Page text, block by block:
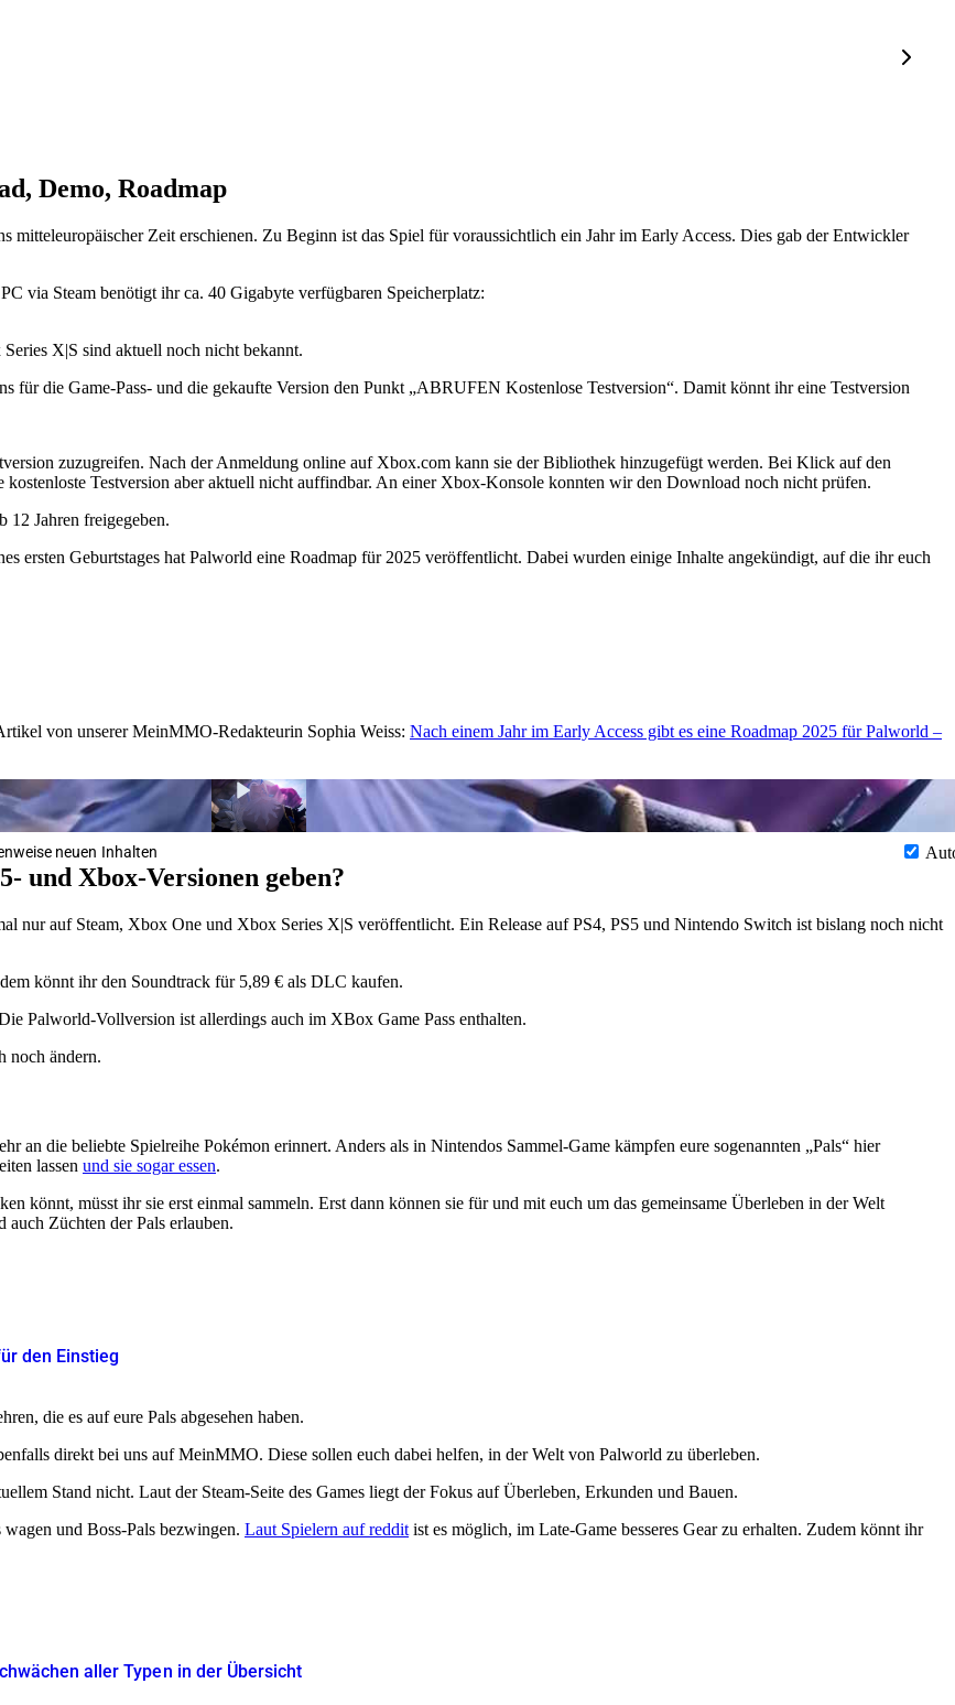
Demo, Roadmap
mitteleuropäischer Zeit erschienen. Zu Beginn ist das Spiel für voraussichtlich ein Jahr im Early Access. Dies gab der Entwickler
via Steam benötigt ihr ca. 40 Gigabyte verfügbaren Speicherplatz:
X|S sind aktuell noch nicht bekannt.
für die Game-Pass- und die gekaufte Version den Punkt ABRUFEN Kostenlose Testversion . Damit könnt ihr eine Testversion
zuzugreifen. Nach der Anmeldung online auf Xbox.com kann sie der Bibliothek hinzugefügt werden. Bei Klick auf den
Testversion aber aktuell nicht auffindbar. An einer Xbox-Konsole konnten wir den Download noch nicht prüfen.
Jahren freigegeben.
ersten Geburtstages hat Palworld eine Roadmap für 2025 veröffentlicht. Dabei wurden einige Inhalte angekündigt, auf die ihr euch
von unserer MeinMMO-Redakteurin Sophia Weiss: Nach einem Jahr im Early Access gibt es eine Roadmap 2025 für Palworld –
neuen Inhalten
und Xbox-Versionen geben?
nur auf Steam, Xbox One und Xbox Series X|S veröffentlicht. Ein Release auf PS4, PS5 und Nintendo Switch ist bislang noch nicht
könnt ihr den Soundtrack für 5,89 € als DLC kaufen.
Palworld-Vollversion ist allerdings auch im XBox Game Pass enthalten.
noch ändern.
an die beliebte Spielreihe Pokémon erinnert. Anders als in Nintendos Sammel-Game kämpfen eure sogenannten Pals
hier
lassen und sie sogar essen.
könnt, müsst ihr sie erst einmal sammeln. Erst dann können sie für und mit euch um das gemeinsame Überleben in der Welt
auch Züchten der Pals erlauben.
den Einstieg
die es auf eure Pals abgesehen haben.
direkt bei uns auf MeinMMO. Diese sollen euch dabei helfen, in der Welt von Palworld zu überleben.
Stand nicht. Laut der Steam-Seite des Games liegt der Fokus auf Überleben, Erkunden und Bauen.
und Boss-Pals bezwingen. Laut Spielern auf reddit ist es möglich, im Late-Game besseres Gear zu erhalten. Zudem könnt ihr
aller Typen in der Übersicht